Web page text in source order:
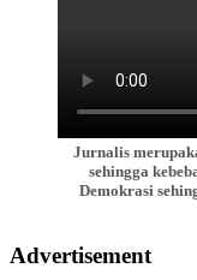
Jurnalis
sehingga
Demokrasi
Advertisement